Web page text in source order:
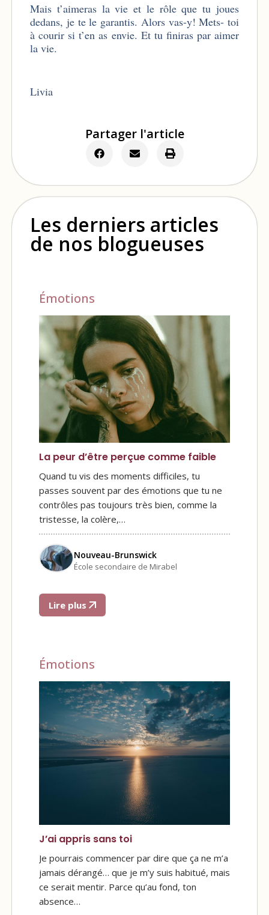
Mais t’aimeras la vie et le rôle que tu joues
dedans, je te le garantis. Alors vas-y! Mets- toi
à courir si t’en as envie. Et tu finiras par aimer
la vie.
Livia
Partager l'article
Les derniers articles
de nos blogueuses
Émotions
La peur d’être perçue comme faible
Quand tu vis des moments difficiles, tu
passes souvent par des émotions que tu ne
contrôles pas toujours très bien, comme la
tristesse, la colère,…
Nouveau-Brunswick
École secondaire de Mirabel
Lire plus
Émotions
J’ai appris sans toi
Je pourrais commencer par dire que ça ne m’a
jamais dérangé… que je m’y suis habitué, mais
ce serait mentir. Parce qu’au fond, ton
absence…